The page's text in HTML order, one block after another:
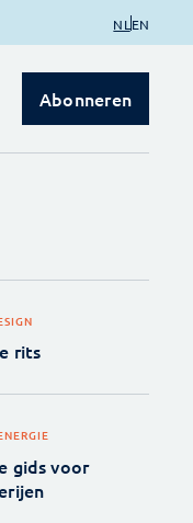
NL EN
Abonneren
rits
gids voor